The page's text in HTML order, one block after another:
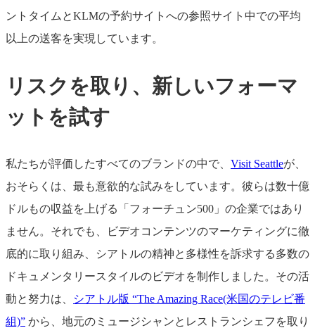
ントタイムとKLMの予約サイトへの参照サイト中での平均
以上の送客を実現しています。
リスクを取り、新しいフォーマ
ットを試す
私たちが評価したすべてのブランドの中で、 Visit Seattleが、
おそらくは、最も意欲的な試みをしています。彼らは数十億
ドルもの収益を上げる「フォーチュン500」の企業ではあり
ません。それでも、ビデオコンテンツのマーケティングに徹
底的に取り組み、シアトルの精神と多様性を訴求する多数の
ドキュメンタリースタイルのビデオを制作しました。その活
動と努力は、
シアトル版 “The Amazing Race(米国のテレビ番
組)” から、地元のミュージシャンとレストランシェフを取り